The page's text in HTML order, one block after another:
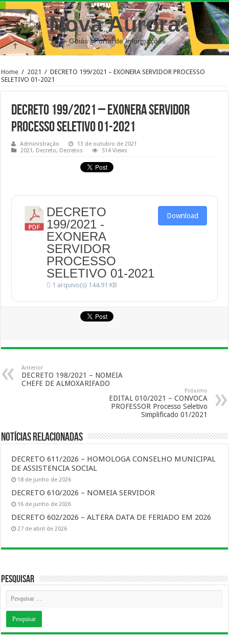
Nova Aurora
– Goiás | Portal de Informações
Home / 2021 / DECRETO 199/2021 – EXONERA SERVIDOR PROCESSO
SELETIVO 01-2021
DECRETO 199/2021 – EXONERA SERVIDOR
PROCESSO SELETIVO 01-2021
Administração
13 de outubro de 2021
2021, Decreto, Decretos 514 Views
DECRETO
199/2021 -
EXONERA
SERVIDOR
PROCESSO
SELETIVO 01-2021
1 arquivo(s) 144.91 KB
Download
Anterior
DECRETO 198/2021 – NOMEIA
CHEFE DE ALMOXARIFADO
Próximo
EDITAL 010/2021 – CONVOCA
PROFESSOR Processo Seletivo
Simplificado 01/2021
Notícias Relacionadas
DECRETO 611/2026 – HOMOLOGA CONSELHO MUNICIPAL
DE ASSISTENCIA SOCIAL
18 de junho de 2026
DECRETO 610/2026 – NOMEIA SERVIDOR
16 de junho de 2026
DECRETO 602/2026 – ALTERA DATA DE FERIADO EM 2026
27 de abril de 2026
Pesquisar